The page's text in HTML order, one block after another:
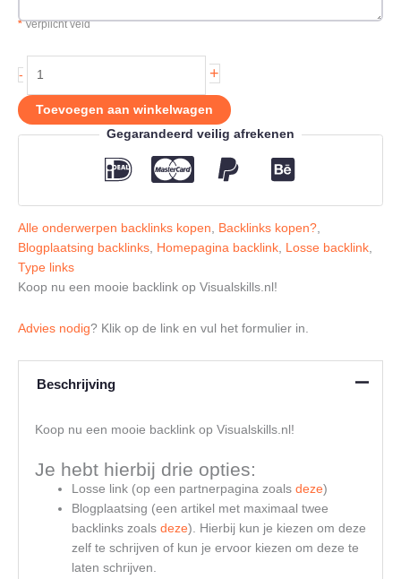
*Verplicht veld
-
Visualskills.nl
aantal
+
Toevoegen aan winkelwagen
Gegarandeerd veilig afrekenen
Alle onderwerpen backlinks kopen Backlinks kopen?
Blogplaatsing backlinks
Homepagina backlink Losse backlink
Type links
Koop nu een mooie backlink op Visualskills.nl!
Advies nodig? Klik op de link en vul het formulier in.
Beschrijving
Koop nu een mooie backlink op Visualskills.nl!
Je hebt hierbij drie opties:
Losse link (op een partnerpagina zoals deze)
Blogplaatsing (een artikel met maximaal twee
backlinks zoals deze). Hierbij kun je kiezen om deze
zelf te schrijven of kun je ervoor kiezen om deze te
laten schrijven.